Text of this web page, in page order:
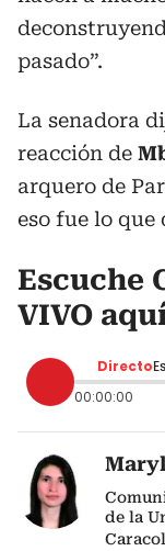
pasado”.
La senadora
reacción de
arquero de
eso fue lo
Escuche
VIVO
Directo
00:00:00
de la